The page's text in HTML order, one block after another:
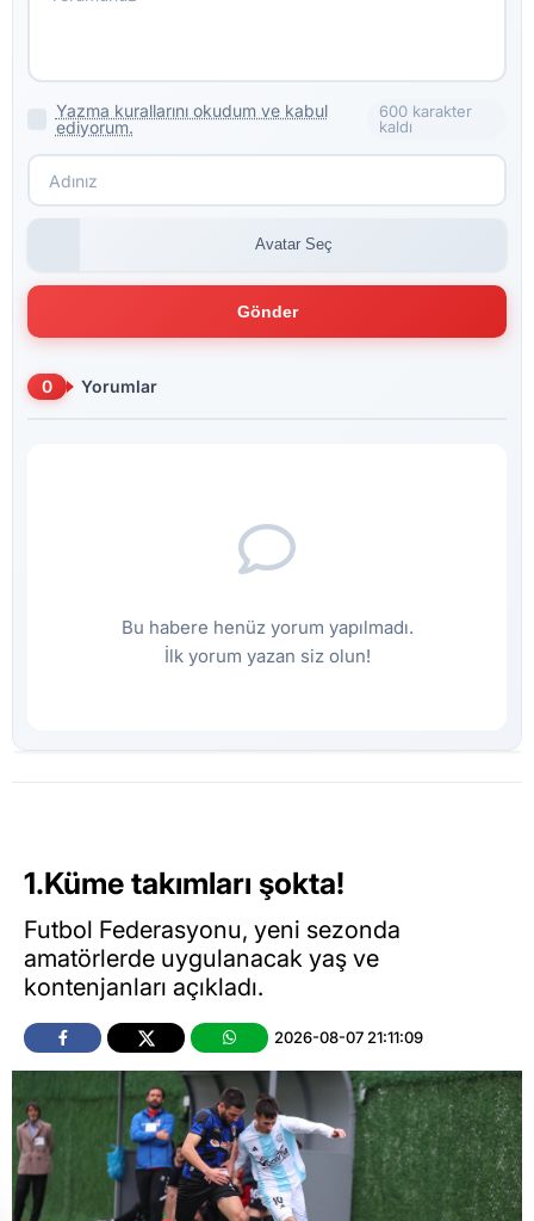
Yazma kurallarını okudum ve kabul
ediyorum.
600 karakter
kaldı
Avatar Seç
Gönder
0 Yorumlar
Bu habere henüz yorum yapılmadı.
İlk yorum yazan siz olun!
1.Küme takımları şokta!
Futbol Federasyonu, yeni sezonda
amatörlerde uygulanacak yaş ve
kontenjanları açıkladı.
2026-08-07 21:11:09